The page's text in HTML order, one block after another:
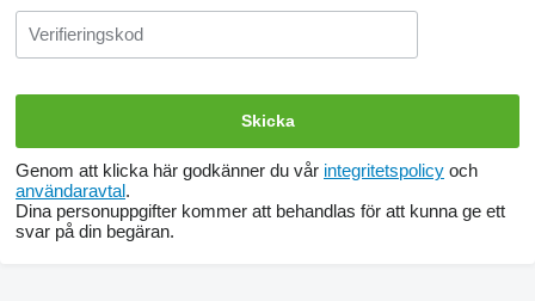
Genom att klicka här godkänner du vår integritetspolicy och
användaravtal.
Dina personuppgifter kommer att behandlas för att kunna ge ett
svar på din begäran.